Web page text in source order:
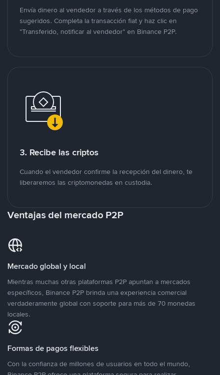
Envía dinero al vendedor a través de los métodos de pago
sugeridos. Completa la transacción fiat y haz clic en
"Transferido, notificar al vendedor" en Binance P2P.
3. Recibe las criptos
Cuando el vendedor confirme la recepción del dinero, te
liberaremos las criptomonedas en custodia.
Ventajas del mercado P2P
Mercado global y local
Mientras muchas otras plataformas P2P apuntan a mercados
específicos, Binance P2P brinda una experiencia comercial
verdaderamente global con soporte para más de 70 monedas
locales.
Formas de pagos flexibles
Con la confianza de millones de usuarios en todo el mundo,